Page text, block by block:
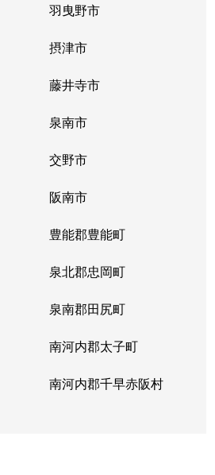
羽曳野市
摂津市
藤井寺市
泉南市
交野市
阪南市
豊能郡豊能町
泉北郡忠岡町
泉南郡田尻町
南河内郡太子町
南河内郡千早赤阪村